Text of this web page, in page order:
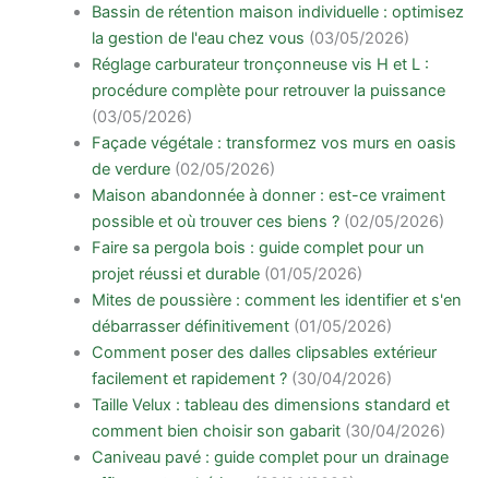
Bassin de rétention maison individuelle : optimisez
la gestion de l'eau chez vous (03/05/2026)
Réglage carburateur tronçonneuse vis H et L :
procédure complète pour retrouver la puissance
(03/05/2026)
Façade végétale : transformez vos murs en oasis
de verdure (02/05/2026)
Maison abandonnée à donner : est-ce vraiment
possible et où trouver ces biens ? (02/05/2026)
Faire sa pergola bois : guide complet pour un
projet réussi et durable (01/05/2026)
Mites de poussière : comment les identifier et s'en
débarrasser définitivement (01/05/2026)
Comment poser des dalles clipsables extérieur
facilement et rapidement ? (30/04/2026)
Taille Velux : tableau des dimensions standard et
comment bien choisir son gabarit (30/04/2026)
Caniveau pavé : guide complet pour un drainage